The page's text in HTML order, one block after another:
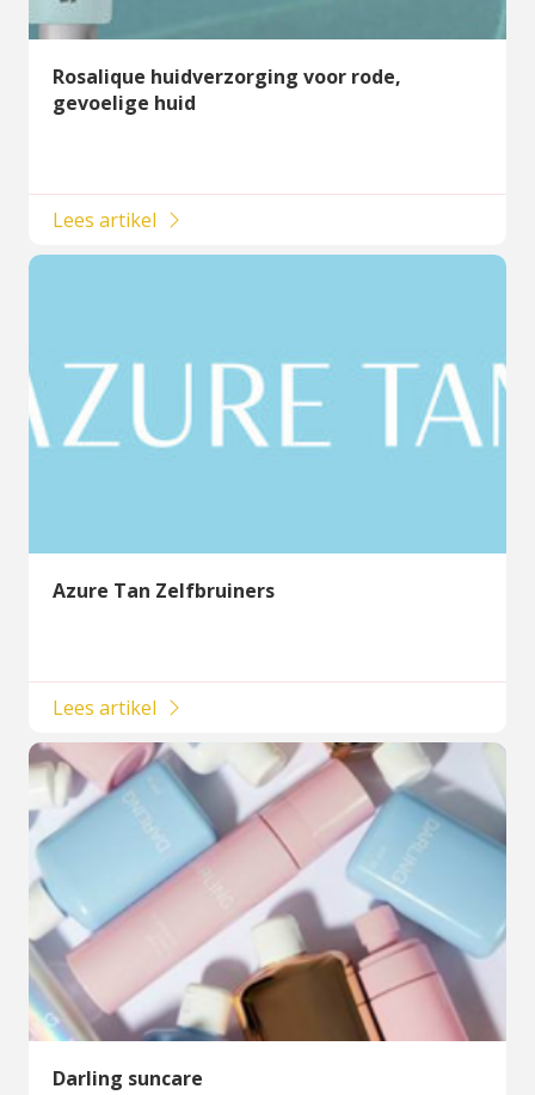
Rosalique huidverzorging voor rode,
gevoelige huid
Lees artikel
Azure Tan Zelfbruiners
Lees artikel
Darling suncare